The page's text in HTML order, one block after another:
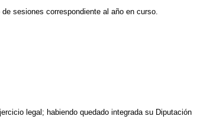
sesiones correspondiente al año en curso.
legal; habiendo quedado integrada su Diputación